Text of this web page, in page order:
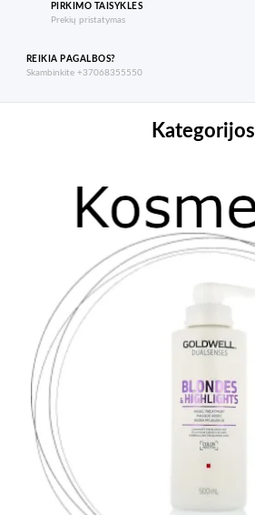
PIRKIMO TAISYKLES
Prekių pristatymas
REIKIA PAGALBOS?
Skambinkite +37068355550
Kategorijos